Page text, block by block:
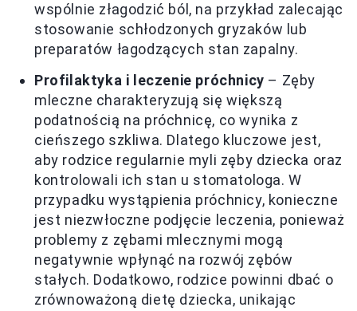
wspólnie złagodzić ból, na przykład zalecając
stosowanie schłodzonych gryzaków lub
preparatów łagodzących stan zapalny.
Profilaktyka i leczenie próchnicy – Zęby
mleczne charakteryzują się większą
podatnością na próchnicę, co wynika z
cieńszego szkliwa. Dlatego kluczowe jest,
aby rodzice regularnie myli zęby dziecka oraz
kontrolowali ich stan u stomatologa. W
przypadku wystąpienia próchnicy, konieczne
jest niezwłoczne podjęcie leczenia, ponieważ
problemy z zębami mlecznymi mogą
negatywnie wpłynąć na rozwój zębów
stałych. Dodatkowo, rodzice powinni dbać o
zrównoważoną dietę dziecka, unikając